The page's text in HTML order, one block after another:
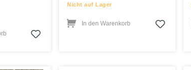
Nicht auf Lager
In den Warenkorb